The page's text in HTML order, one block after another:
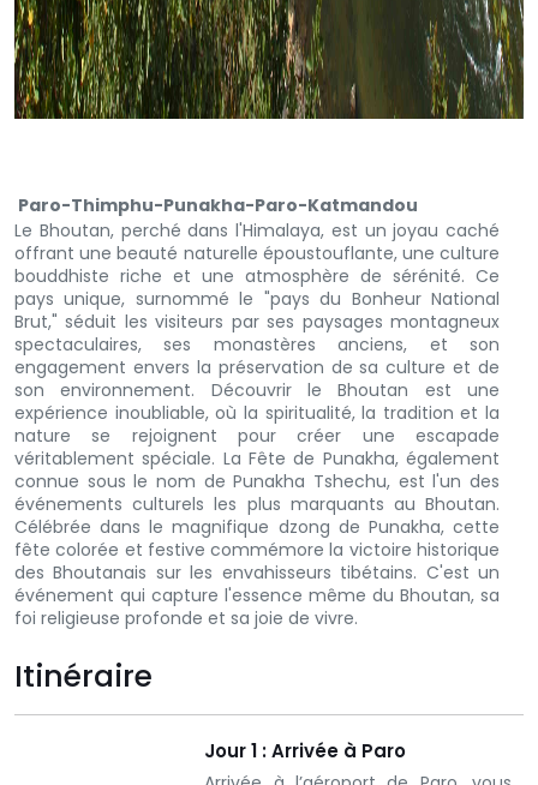
Paro-Thimphu-Punakha-Paro-Katmandou
Le Bhoutan, perché dans l'Himalaya, est un joyau caché
offrant une beauté naturelle époustouflante, une culture
bouddhiste riche et une atmosphère de sérénité. Ce
pays unique, surnommé le "pays du Bonheur National
Brut," séduit les visiteurs par ses paysages montagneux
spectaculaires, ses monastères anciens, et son
engagement envers la préservation de sa culture et de
son environnement. Découvrir le Bhoutan est une
expérience inoubliable, où la spiritualité, la tradition et la
nature se rejoignent pour créer une escapade
véritablement spéciale. La Fête de Punakha, également
connue sous le nom de Punakha Tshechu, est l'un des
événements culturels les plus marquants au Bhoutan.
Célébrée dans le magnifique dzong de Punakha, cette
fête colorée et festive commémore la victoire historique
des Bhoutanais sur les envahisseurs tibétains. C'est un
événement qui capture l'essence même du Bhoutan, sa
foi religieuse profonde et sa joie de vivre.
Itinéraire
Jour 1 : Arrivée à Paro